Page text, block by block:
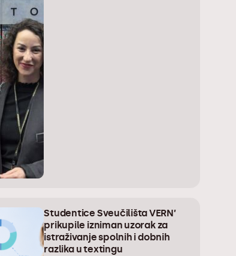
Studentice Sveučilišta VERN’
prikupile izniman uzorak za
istraživanje spolnih i dobnih
razlika u textingu